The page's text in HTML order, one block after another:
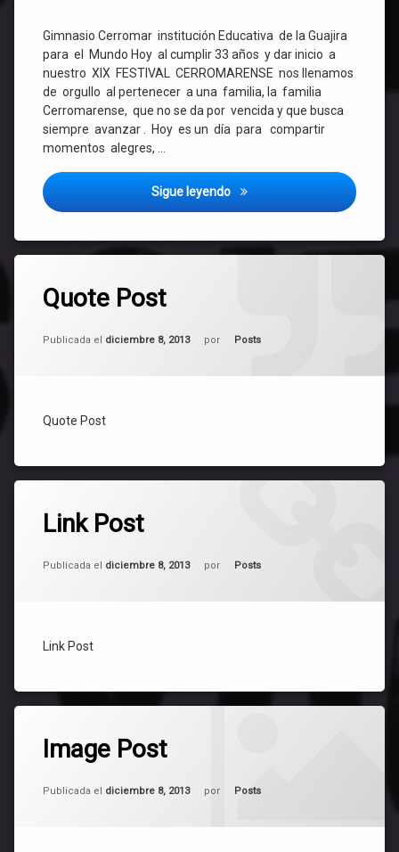
Gimnasio Cerromar institución Educativa de la Guajira
para el Mundo Hoy al cumplir 33 años y dar inicio a
nuestro XIX FESTIVAL CERROMARENSE nos llenamos
de orgullo al pertenecer a una familia, la familia
Cerromarense, que no se da por vencida y que busca
siempre avanzar . Hoy es un día para compartir
momentos alegres, …
Sigue leyendo Semana Cerromarense
Quote Post
Publicada el diciembre 8, 2013
Actualizado el
por Categorías:
Posts
Quote Post
Posts
comentarios
en
Post
Link Post
Publicada el diciembre 8, 2013
Actualizado el
por Categorías:
Posts
Link Post
Postscomentarios
en
Post
Image Post
Publicada el diciembre 8, 2013
Actualizado el
por Categorías:
Posts
Postscomentarios
en
Post